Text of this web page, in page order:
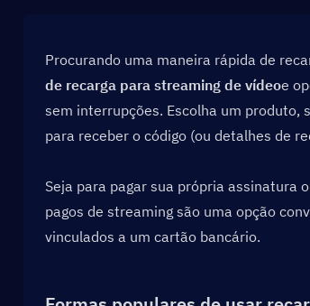
Procurando uma maneira rápida de
de recarga para streaming de vídeoe
sem interrupções. Escolha um produto,
para receber o código (ou detalhes de
Seja para pagar sua própria assinatura
pagos de streaming são uma opção
vinculados a um cartão bancário.